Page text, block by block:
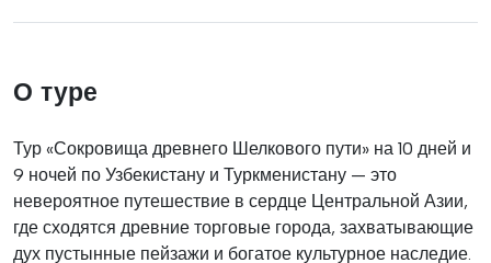
О туре
Тур «Сокровища древнего Шелкового пути» на 10 дней и
9 ночей по Узбекистану и Туркменистану — это
невероятное путешествие в сердце Центральной Азии,
где сходятся древние торговые города, захватывающие
дух пустынные пейзажи и богатое культурное наследие.